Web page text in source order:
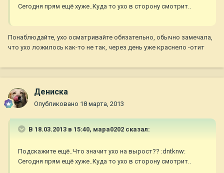
Сегодня прям ещё хуже..Куда то ухо в сторону смотрит..
Понаблюдайте, ухо осматривайте обязательно, обычно замечала,
что ухо ложилось как-то не так, через день уже краснело -отит
Дениска
Опубликовано 18 марта, 2013
В 18.03.2013 в 15:40, мара0202 сказал:
Подскажите ещё..Что значит ухо на вырост?? :dntknw:
Сегодня прям ещё хуже..Куда то ухо в сторону смотрит..